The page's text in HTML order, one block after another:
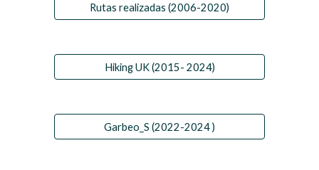
Rutas realizadas (2006-2020)
Hiking UK (2015- 2024)
Garbeo_S (2022-2024 )